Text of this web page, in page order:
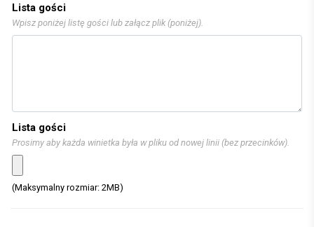
Lista gości
Wpisz poniżej listę gości lub załącz plik (poniżej).
Lista gości
Prosimy aby każda winietka była w pliku od nowej linii (bez przecinków).
(Maksymalny rozmiar: 2MB)